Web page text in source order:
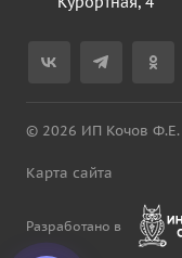
© 2026 ИП Кочов Ф.Е.
Карта сайта
Разработано в